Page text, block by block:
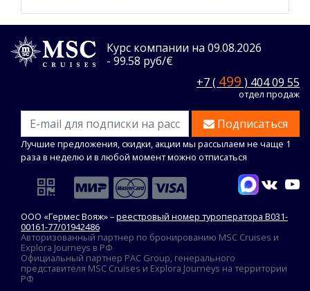
Курс компании на 09.08.2026
- 99.58 руб/€
+7 ( 499 ) 404 09 55
отдел продаж
Подписаться
Лучшие предложения, скидки, акции мы рассылаем не чаще 1
раза в неделю и в любой момент можно отписаться
ООО «Гермес Вояж» –реестровый номер туроператора В031-
00161-77/01942486
Авторизованный партнер по бронированию MSC Cruises и
Explora Journeys в РФ
Официальный партнер PAC Group, генерального
представителя MSC Cruises и Explora Journeys на территории
РФ